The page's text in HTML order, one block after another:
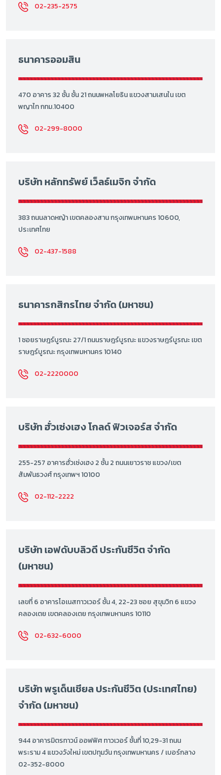
02-235-2575
ธนาคารออมสิน
470 อาคาร 32 ชั้น ชั้น 21 ถนนพหลโยธิน แขวงสามเสนใน เขต
พญาไท กทม.10400
02-299-8000
บริษัท หลักทรัพย์ เว็ลธ์เมจิก จำกัด
383 ถนนลาดหญ้า เขตคลองสาน กรุงเทพมหานคร 10600,
ประเทศไทย
02-437-1588
ธนาคารกสิกรไทย จำกัด (มหาชน)
1 ซอยราษฎร์บูรณะ 27/1 ถนนราษฎร์บูรณะ แขวงราษฎร์บูรณะ เขต
ราษฎร์บูรณะ กรุงเทพมหานคร 10140
02-2220000
บริษัท ฮั่วเซ่งเฮง โกลด์ ฟิวเจอร์ส จำกัด
255-257 อาคารฮั่วเซ่งเฮง 2 ชั้น 2 ถนนเยาวราช แขวง/เขต
สัมพันธวงศ์ กรุงเทพฯ 10100
02-112-2222
บริษัท เอฟดับบลิวดี ประกันชีวิต จำกัด
(มหาชน)
เลขที่ 6 อาคารโอเนสทาวเวอร์ ชั้น 4, 22-23 ซอย สุขุมวิท 6 แขวง
คลองเตย เขตคลองเตย กรุงเทพมหานคร 10110
02-632-6000
บริษัท พรูเด็นเชียล ประกันชีวิต (ประเทศไทย)
จำกัด (มหาชน)
944 อาคารมิตรทาวน์ ออฟฟิศ ทาวเวอร์ ชั้นที่ 10,29-31 ถนน
พระราม 4 แขวงวังใหม่ เขตปทุมวัน กรุงเทพมหานคร / เบอร์กลาง
02-352-8000